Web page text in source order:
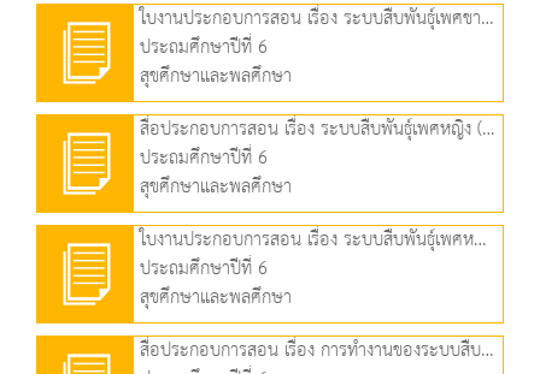
ใบงานประกอบการสอน เรื่อง ระบบสืบพันธุ์เพศชาย (66.79 KB)
ประถมศึกษาปีที่ 6
สุขศึกษาและพลศึกษา
สื่อประกอบการสอน เรื่อง ระบบสืบพันธุ์เพศหญิง (1.82 MB)
ประถมศึกษาปีที่ 6
สุขศึกษาและพลศึกษา
ใบงานประกอบการสอน เรื่อง ระบบสืบพันธุ์เพศหญิง (89.87 KB)
ประถมศึกษาปีที่ 6
สุขศึกษาและพลศึกษา
สื่อประกอบการสอน เรื่อง การทำงานของระบบสืบพันธุ์ (2.79 MB)